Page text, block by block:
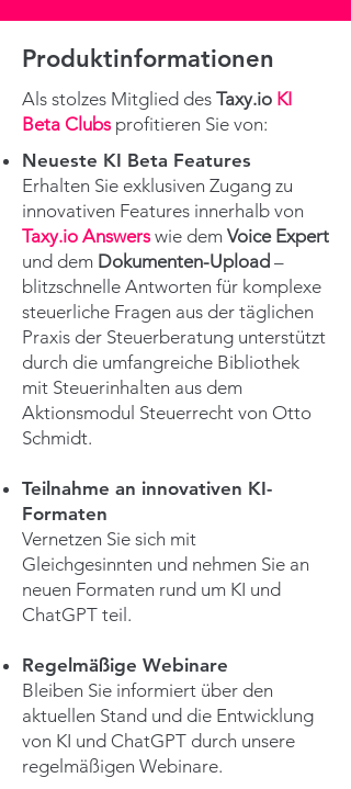
Produktinformationen
Als stolzes Mitglied des Taxy.io KI
Beta Clubsprofitieren Sie von:
Neueste KI Beta Features
Erhalten Sie exklusiven Zugang zu
innovativen Features innerhalb von
Taxy.io Answerswie dem Voice Expert
und dem Dokumenten-Upload –
blitzschnelle Antworten für komplexe
steuerliche Fragen aus der täglichen
Praxis der Steuerberatung unterstützt
durch die umfangreiche Bibliothek
mit Steuerinhalten aus dem
Aktionsmodul Steuerrecht von Otto
Schmidt.
Teilnahme an innovativen KI-
Formaten
Vernetzen Sie sich mit
Gleichgesinnten und nehmen Sie an
neuen Formaten rund um KI und
ChatGPT teil.
Regelmäßige Webinare
Bleiben Sie informiert über den
aktuellen Stand und die Entwicklung
von KI und ChatGPT durch unsere
regelmäßigen Webinare.